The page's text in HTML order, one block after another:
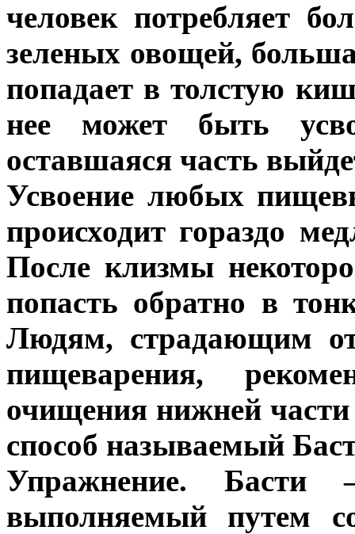
человек потребляет
зеленых овощей,
попадает в толстую
нее может быть
оставшаяся часть
Усвоение любых
происходит гораздо
После клизмы
попасть обратно в
Людям, страдающим от
пищеварения,
очищения нижней
способ называемый
Упражнение.
выполняемый путем